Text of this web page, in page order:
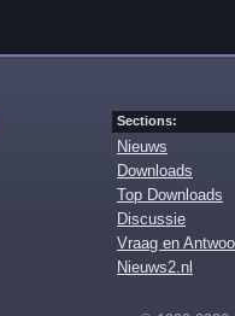
Sections:
Nieuws
Downloads
Top Downloads
Discussie
Vraag en
Nieuws2.nl